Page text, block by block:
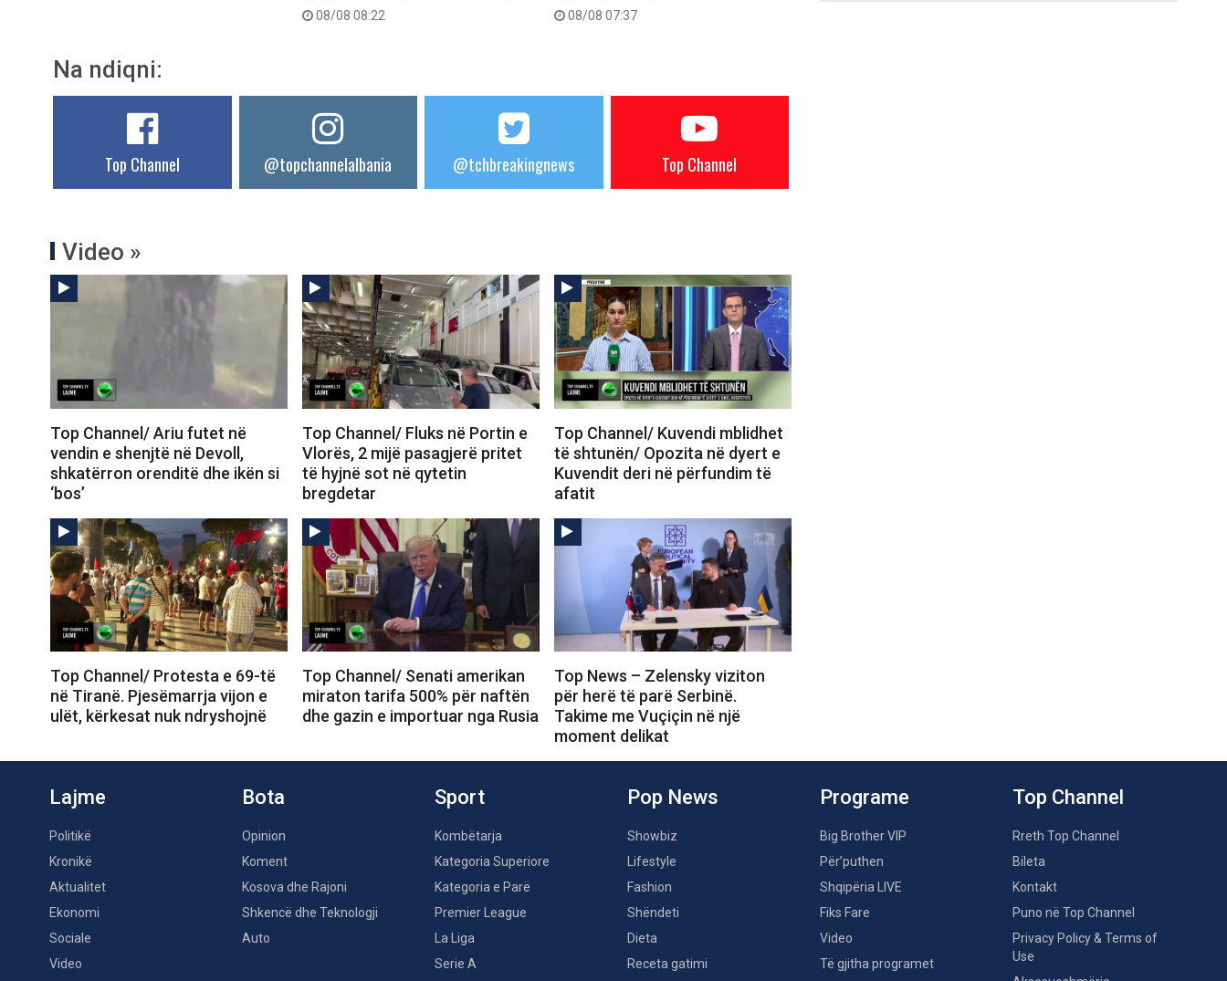
08/08 08:22 08/08 07:37
Na ndiqni:
Top Channel @topchannelalbania @tchbreakingnews Top Channel
Video »
Top Channel/ Ariu futet në
vendin e shenjtë në Devoll,
shkatërron orenditë dhe ikën si
‘bos’
Top Channel/ Fluks në Portin e
Vlorës, 2 mijë pasagjerë pritet
të hyjnë sot në qytetin
bregdetar
Top Channel/ Kuvendi mblidhet
të shtunën/ Opozita në dyert e
Kuvendit deri në përfundim të
afatit
Top Channel/ Protesta e 69-të
në Tiranë. Pjesëmarrja vijon e
ulët, kërkesat nuk ndryshojnë
Top Channel/ Senati amerikan
miraton tarifa 500% për naftën
dhe gazin e importuar nga Rusia
Top News – Zelensky viziton
për herë të parë Serbinë.
Takime me Vuçiçin në një
moment delikat
Lajme
Politikë
Kronikë
Aktualitet
Ekonomi
Sociale
Video
Bota
Opinion
Koment
Kosova dhe Rajoni
Shkencë dhe Teknologji
Auto
Sport
Kombëtarja
Kategoria Superiore
Kategoria e Parë
Premier League
La Liga
Serie A
Pop News
Showbiz
Lifestyle
Fashion
Shëndeti
Dieta
Receta gatimi
Programe
Big Brother VIP
Për’puthen
Shqipëria LIVE
Fiks Fare
Video
Të gjitha programet
Top Channel
Rreth Top Channel
Bileta
Kontakt
Puno në Top Channel
Privacy Policy & Terms of
Use